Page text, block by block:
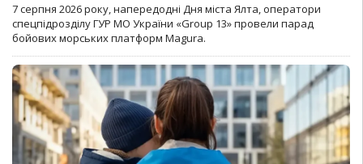
7 серпня 2026 року, напередодні Дня міста Ялта, оператори
спецпідрозділу ГУР МО України «Group 13» провели парад
бойових морських платформ Magura.